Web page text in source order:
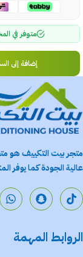
متوفر في
إضافة إلى
متجر بيت التكييف هو
عالية الجودة كما يوفر
الروابط المهمة